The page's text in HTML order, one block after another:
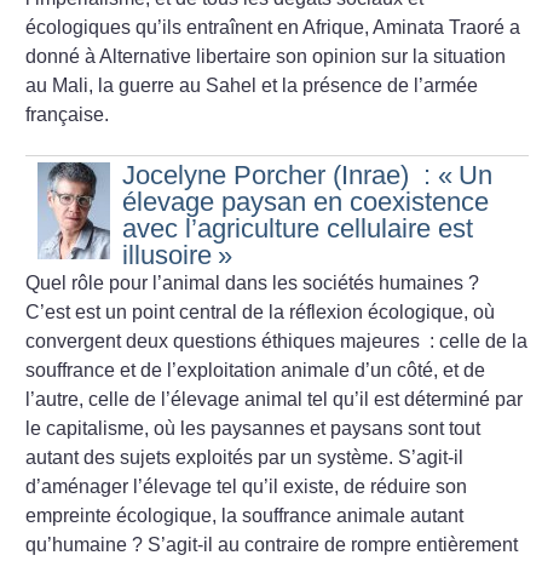
écologiques qu’ils entraînent en Afrique, Aminata Traoré a
donné à Alternative libertaire son opinion sur la situation
au Mali, la guerre au Sahel et la présence de l’armée
française.
Jocelyne Porcher (Inrae) : « Un
élevage paysan en coexistence
avec l’agriculture cellulaire est
illusoire »
Quel rôle pour l’animal dans les sociétés humaines ?
C’est est un point central de la réflexion écologique, où
convergent deux questions éthiques majeures : celle de la
souffrance et de l’exploitation animale d’un côté, et de
l’autre, celle de l’élevage animal tel qu’il est déterminé par
le capitalisme, où les paysannes et paysans sont tout
autant des sujets exploités par un système. S’agit-il
d’aménager l’élevage tel qu’il existe, de réduire son
empreinte écologique, la souffrance animale autant
qu’humaine ? S’agit-il au contraire de rompre entièrement